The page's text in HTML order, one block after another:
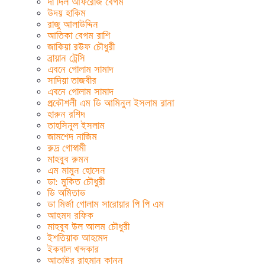
উদয় হাকিম
রাজু আলাউদ্দিন
আতিকা বেগম রাশি
জাকিয়া রউফ চৌধুরী
ব্রায়ান ট্রেসি
এবনে গোলাম সামাদ
সাদিয়া তাজবীর
এবনে গোলাম সামাদ
প্রকৌশলী এম ডি আমিনুল ইসলাম রানা
হারুন রশিদ
তাহসিনুল ইসলাম
জামশেদ নাজিম
রুদ্র গোস্বামী
মাহবুব রুমন
এম মামুন হোসেন
ডা: মুকিত চৌধুরী
ডি অমিতাভ
ডা মির্জা গোলাম সারোয়ার পি পি এম
আহমদ রফিক
মাহবুব উল আলম চৌধুরী
ইশতিয়াক আহমেদ
ইকবাল খন্দকার
আতাউর রাহমান কানন